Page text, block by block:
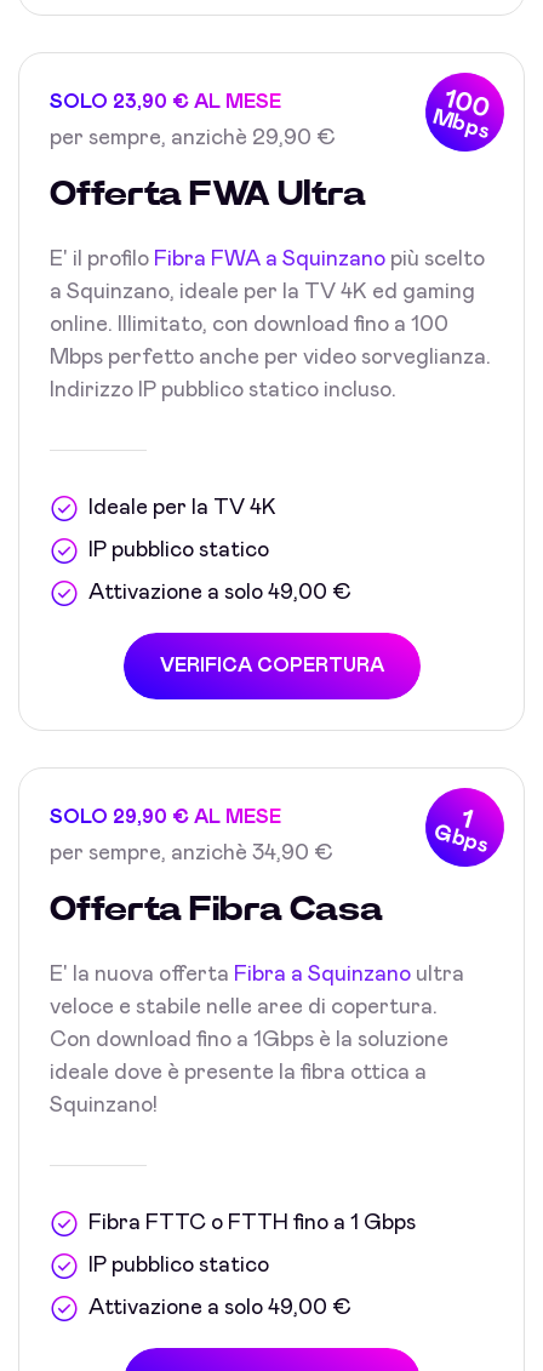
100
Mbps
SOLO 23,90 € AL MESE
per sempre, anzichè 29,90 €
Offerta FWA Ultra
E' il profilo Fibra FWA a Squinzano più scelto
a Squinzano, ideale per la TV 4K ed gaming
online. Illimitato, con download fino a 100
Mbps perfetto anche per video sorveglianza.
Indirizzo IP pubblico statico incluso.
Ideale per la TV 4K
IP pubblico statico
Attivazione a solo 49,00 €
VERIFICA COPERTURA
1
Gbps
SOLO 29,90 € AL MESE
per sempre, anzichè 34,90 €
Offerta Fibra Casa
E' la nuova offerta Fibra a Squinzano ultra
veloce e stabile nelle aree di copertura.
Con download fino a 1Gbps è la soluzione
ideale dove è presente la fibra ottica a
Squinzano!
Fibra FTTC o FTTH fino a 1 Gbps
IP pubblico statico
Attivazione a solo 49,00 €